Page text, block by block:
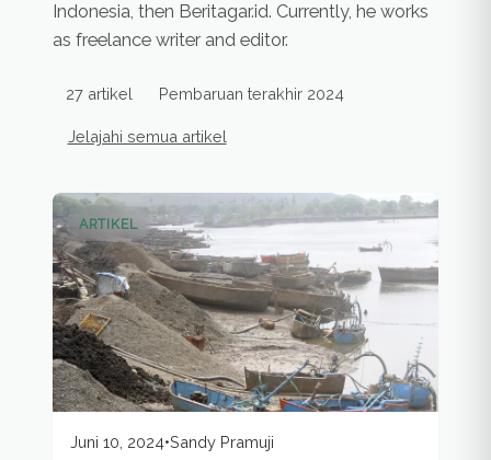
Indonesia, then Beritagar.id. Currently, he works
as freelance writer and editor.
27 artikel Pembaruan terakhir 2024
Jelajahi semua artikel
Artikel penulis
ARTIKEL
Juni 10, 2024•Sandy Pramuji